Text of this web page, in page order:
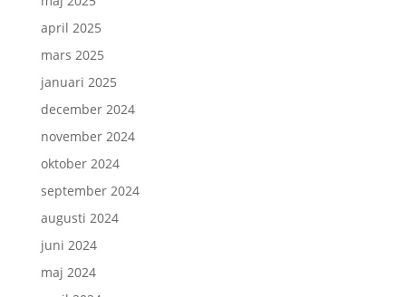
april 2025
mars 2025
januari 2025
december 2024
november 2024
oktober 2024
september 2024
augusti 2024
juni 2024
maj 2024